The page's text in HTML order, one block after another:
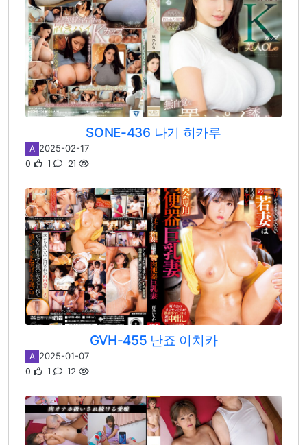
SONE-436 나기 히카루
A 2025-02-17
0 1 21
GVH-455 난죠 이치카
A 2025-01-07
0 1 12